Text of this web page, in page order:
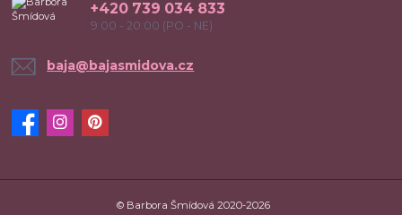
+420 739 034 833
9:00 - 20:00 (PO - NE)
baja@bajasmidova.cz
© Barbora Šmídová 2020-2026